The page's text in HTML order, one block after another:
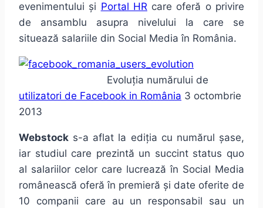
evenimentului și Portal HRcare oferă o privire
de ansamblu asupra nivelului la care se
situează salariile din Social Media în România.
Evoluția numărului de
utilizatori de Facebook in România 3 octombrie
2013
Webstock s-a aflat la ediția cu numărul șase,
iar studiul care prezintă un succint status quo
al salariilor celor care lucrează în Social Media
românească oferă în premieră și date oferite de
10 companii care au un responsabil sau un